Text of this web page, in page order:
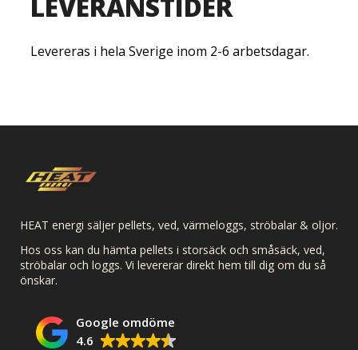
LEVERANSTIDER
Levereras i hela Sverige inom 2-6 arbetsdagar.
HEAT energi säljer pellets, ved, värmeloggs, ströbalar & oljor.
Hos oss kan du hämta pellets i storsäck och småsäck, ved,
ströbalar och loggs. Vi levererar direkt hem till dig om du så
önskar.
Google omdöme
4.6